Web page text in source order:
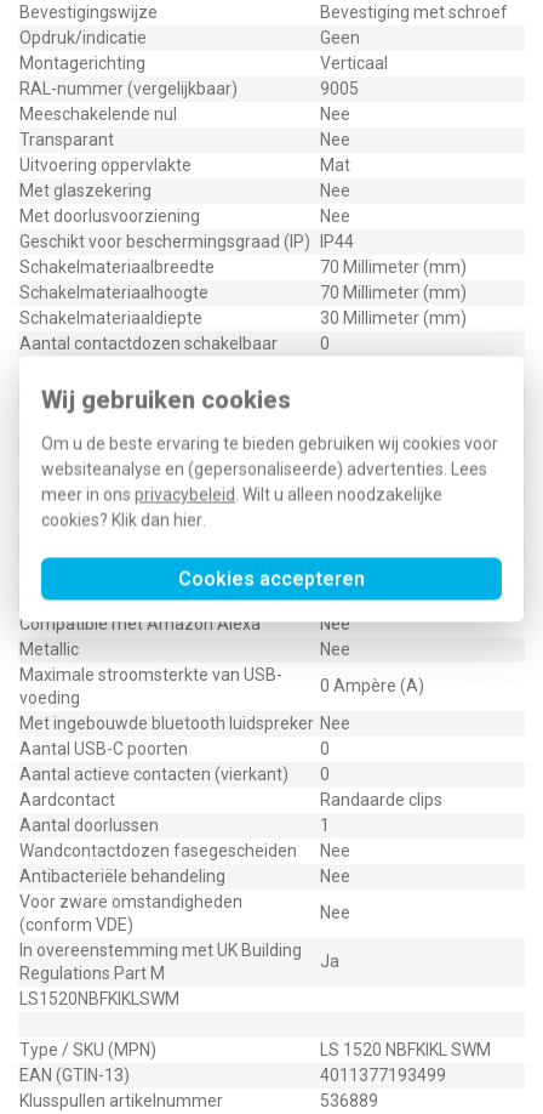
Wij gebruiken cookies
Om u de beste ervaring te bieden gebruiken wij cookies voor
websiteanalyse en (gepersonaliseerde) advertenties. Lees
meer in ons privacybeleid . Wilt u alleen noodzakelijke
cookies? Klik dan hier
Cookies accepteren
Bevestigingswijze
Bevestiging met schroef
Opdruk/indicatie
Geen
Montagerichting
Verticaal
RAL-nummer (vergelijkbaar)
9005
Meeschakelende nul
Nee
Transparant
Nee
Uitvoering oppervlakte
Mat
Met glaszekering
Nee
Met doorlusvoorziening
Nee
Geschikt voor beschermingsgraad (IP)
IP44
Schakelmateriaalbreedte
70 Millimeter (mm)
Schakelmateriaalhoogte
70 Millimeter (mm)
Schakelmateriaaldiepte
30 Millimeter (mm)
Aantal contactdozen schakelbaar
0
Met oriëntatieverlichting
Met ingebouwde USB voeding
Met IFTTT ondersteuning
Nee
Aantal actieve contacten (rond)
2
Aantal actieve contacten (vlak)
0
Rond aardingscontact
Compatible met Apple HomeKit
Nee
Compatible met Google Assistant
Nee
Compatible met Amazon Alexa
Nee
Metallic
Nee
Maximale stroomsterkte van USB-
voeding
0 Ampère (A)
Met ingebouwde bluetooth luidspreker Nee
Aantal USB-C poorten
0
Aantal actieve contacten (vierkant)
0
Aardcontact
Randaarde clips
Aantal doorlussen
1
Wandcontactdozen fasegescheiden
Nee
Antibacteriële behandeling
Nee
Voor zware omstandigheden
(conform VDE)
Nee
In overeenstemming met UK Building
Regulations Part M
Ja
LS1520NBFKIKLSWM
Type / SKU (MPN)
LS 1520 NBFKIKL SWM
EAN (GTIN-13)
4011377193499
Klusspullen artikelnummer
536889